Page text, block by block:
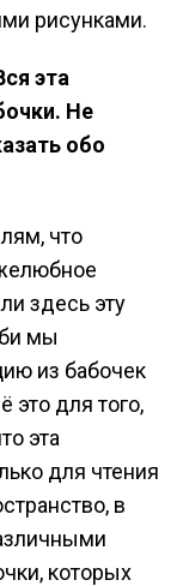
рисунками.
эта
Не
обо
что
здесь эту
мы
из бабочек
это для того,
эта
для чтения
в
которых